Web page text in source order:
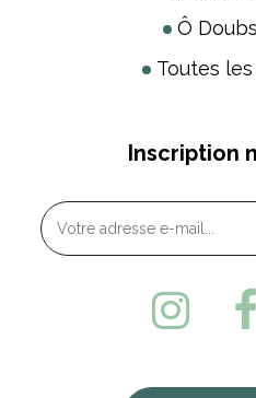
Ô
Toutes
Inscription